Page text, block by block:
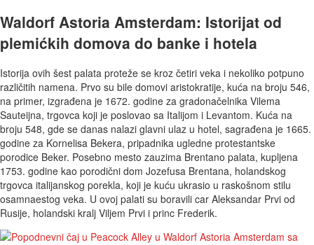
Waldorf Astoria Amsterdam: Istorijat od
plemićkih domova do banke i hotela
Istorija ovih šest palata proteže se kroz četiri veka i nekoliko potpuno
različitih namena. Prvo su bile domovi aristokratije, kuća na broju 546,
na primer, izgrađena je 1672. godine za gradonačelnika Vilema
Sauteijna, trgovca koji je poslovao sa Italijom i Levantom. Kuća na
broju 548, gde se danas nalazi glavni ulaz u hotel, sagrađena je 1665.
godine za Kornelisa Bekera, pripadnika ugledne protestantske
porodice Beker. Posebno mesto zauzima Brentano palata, kupljena
1753. godine kao porodični dom Jozefusa Brentana, holandskog
trgovca italijanskog porekla, koji je kuću ukrasio u raskošnom stilu
osamnaestog veka. U ovoj palati su boravili car Aleksandar Prvi od
Rusije, holandski kralj Viljem Prvi i princ Frederik.